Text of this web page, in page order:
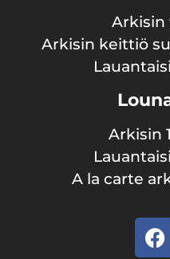
Arkisin
Arkisin keittiö
Arkisin
A la carte